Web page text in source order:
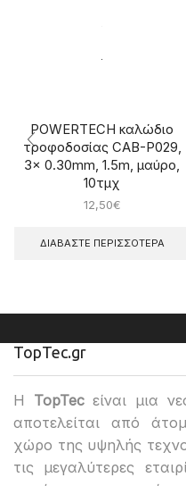
ΕΞΑΝΤΛΗΜΈΝΟ
POWERTECH καλώδιο
τροφοδοσίας CAB-P029,
3x 0.30mm, 1.5m, μαύρο,
10τμχ
12,50€
ΔΙΑΒΆΣΤΕ ΠΕΡΙΣΣΌΤΕΡΑ
TopTec.gr
H TopTecείναι μια
αποτελείται από
χώρο της υψηλής
τις μεγαλύτερες